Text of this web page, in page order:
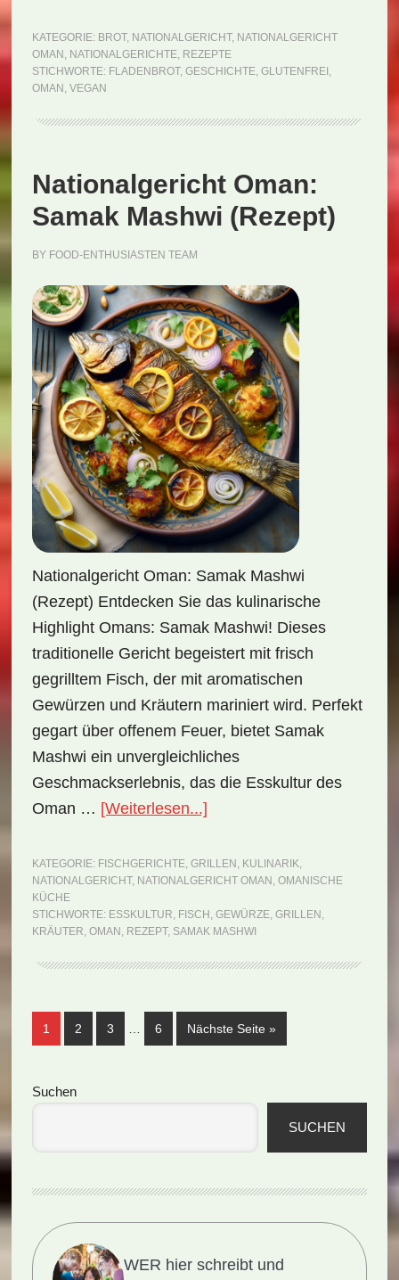
Omani
KATEGORIE: BROT, NATIONALGERICHT, NATIONALGERICHT
OMAN , NATIONALGERICHTE, REZEPTE
STICHWORTE: FLADENBROT, GESCHICHTE, GLUTENFREI ,
OMAN , VEGAN
Nationalgericht Oman:
Samak Mashwi (Rezept)
BY FOOD-ENTHUSIASTEN TEAM
Nationalgericht Oman: Samak Mashwi
(Rezept) Entdecken Sie das kulinarische
Highlight Omans: Samak Mashwi! Dieses
traditionelle Gericht begeistert mit frisch
gegrilltem Fisch, der mit aromatischen
Gewürzen und Kräutern mariniert wird. Perfekt
gegart über offenem Feuer, bietet Samak
Mashwi ein unvergleichliches
Geschmackserlebnis, das die Esskultur des
Oman … [Weiterlesen...]ÜberNationalgericht
Samak
Mashwi
(Rezept)
KATEGORIE: FISCHGERICHTE, GRILLEN , KULINARIK,
NATIONALGERICHT, NATIONALGERICHT OMAN , OMANISCHE
KÜCHE
STICHWORTE: ESSKULTUR, FISCH , GEWÜRZE, GRILLEN ,
KRÄUTER, OMAN , REZEPT, SAMAK MASHWI
Seite
1 Seite
2 Seite
3 Seite
6 Nächste Seite aufrufen
»
Seitenspalte
Suchen
SUCHEN
WER hier schreibt und